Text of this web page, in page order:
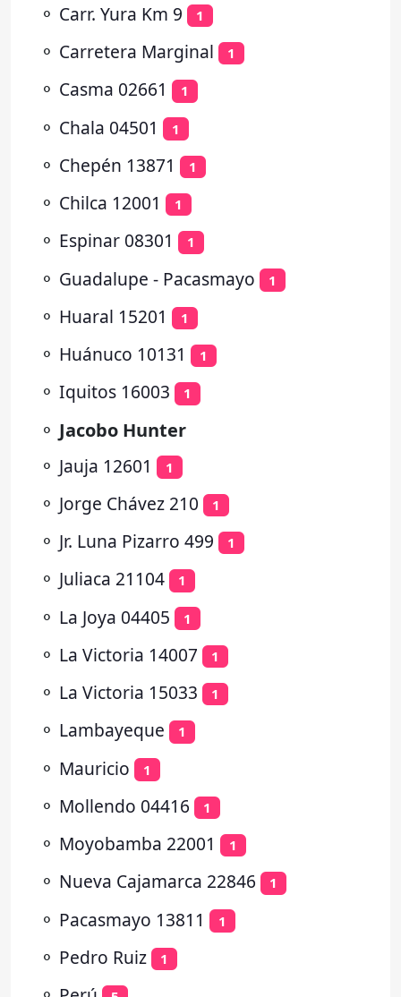
⚬ Carr. Yura Km 9 1
⚬ Carretera Marginal 1
⚬ Casma 02661 1
⚬ Chala 04501 1
⚬ Chepén 13871 1
⚬ Chilca 12001 1
⚬ Espinar 08301 1
⚬ Guadalupe - Pacasmayo 1
⚬ Huaral 15201 1
⚬ Huánuco 10131 1
⚬ Iquitos 16003 1
⚬ Jacobo Hunter
⚬ Jauja 12601 1
⚬ Jorge Chávez 210 1
⚬ Jr. Luna Pizarro 499 1
⚬ Juliaca 21104 1
⚬ La Joya 04405 1
⚬ La Victoria 14007 1
⚬ La Victoria 15033 1
⚬ Lambayeque 1
⚬ Mauricio 1
⚬ Mollendo 04416 1
⚬ Moyobamba 22001 1
⚬ Nueva Cajamarca 22846 1
⚬ Pacasmayo 13811 1
⚬ Pedro Ruiz 1